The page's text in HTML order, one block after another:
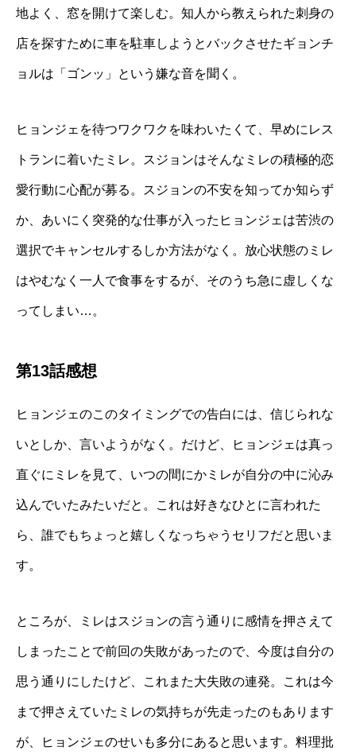
地よく、窓を開けて楽しむ。知人から教えられた刺身の
店を探すために車を駐車しようとバックさせたギョンチ
ョルは「ゴンッ」という嫌な音を聞く。
ヒョンジェを待つワクワクを味わいたくて、早めにレス
トランに着いたミレ。スジョンはそんなミレの積極的恋
愛行動に心配が募る。スジョンの不安を知ってか知らず
か、あいにく突発的な仕事が入ったヒョンジェは苦渋の
選択でキャンセルするしか方法がなく。放心状態のミレ
はやむなく一人で食事をするが、そのうち急に虚しくな
ってしまい…。
第13話感想
ヒョンジェのこのタイミングでの告白には、信じられな
いとしか、言いようがなく。だけど、ヒョンジェは真っ
直ぐにミレを見て、いつの間にかミレが自分の中に沁み
込んでいたみたいだと。これは好きなひとに言われた
ら、誰でもちょっと嬉しくなっちゃうセリフだと思いま
す。
ところが、ミレはスジョンの言う通りに感情を押さえて
しまったことで前回の失敗があったので、今度は自分の
思う通りにしたけど、これまた大失敗の連発。これは今
まで押さえていたミレの気持ちが先走ったのもあります
が、ヒョンジェのせいも多分にあると思います。料理批